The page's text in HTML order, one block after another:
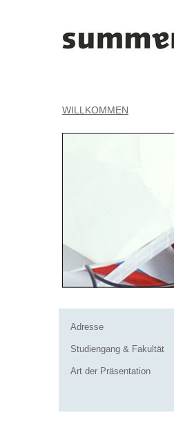
WILLKOMMEN
Adresse
Studiengang & Fakultät
Art der Präsentation